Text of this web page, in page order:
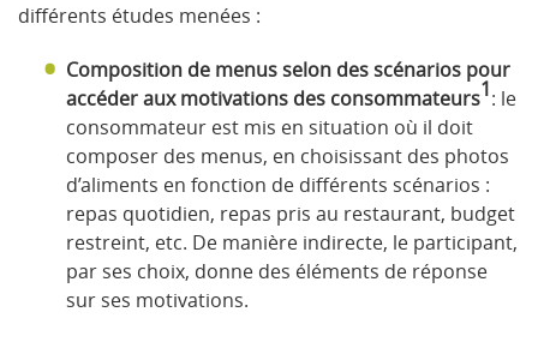
différents études menées :
Composition de menus selon des scénarios pour
accéder aux motivations des consommateurs1: le
consommateur est mis en situation où il doit
composer des menus, en choisissant des photos
d’aliments en fonction de différents scénarios :
repas quotidien, repas pris au restaurant, budget
restreint, etc. De manière indirecte, le participant,
par ses choix, donne des éléments de réponse
sur ses motivations.